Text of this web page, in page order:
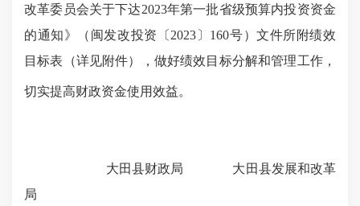
改革委员会关于下达2023年第一批省级预算内投资资金
的通知》（闽发改投资〔 2023 〕 160号）文件所附绩效
目标表（详见附件），做好绩效目标分解和管理工作，
切实提高财政资金使用效益。
大田县财政局
大田县发展和改革
局